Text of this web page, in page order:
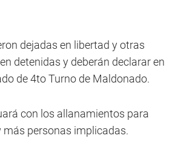
dejadas en libertad y otras
detenidas y deberán declarar en
de 4to Turno de Maldonado.
con los allanamientos para
más personas implicadas.